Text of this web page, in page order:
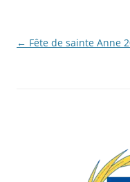
Navigation
← Fête de sainte Anne